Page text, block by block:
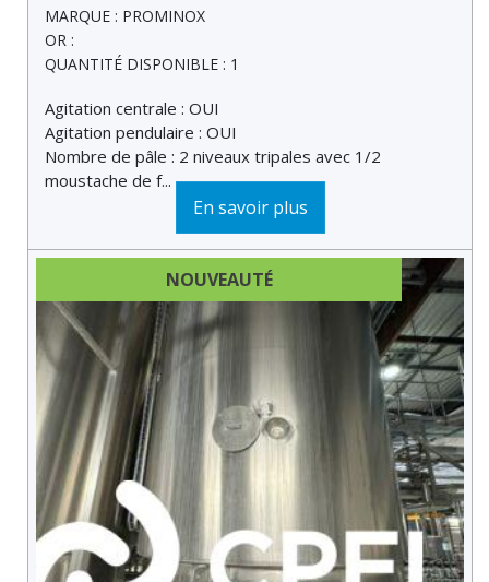
MARQUE : PROMINOX
OR :
QUANTITÉ DISPONIBLE : 1
En savoir plus
Agitation centrale : OUI
Agitation pendulaire : OUI
Nombre de pâle : 2 niveaux tripales avec 1/2
moustache de f...
NOUVEAUTÉ
DERNIÈRE MINUTE